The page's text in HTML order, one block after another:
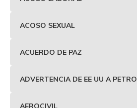
ACOSO SEXUAL
ACUERDO DE PAZ
ADVERTENCIA DE EE UU A PETRO
AEROCIVIL